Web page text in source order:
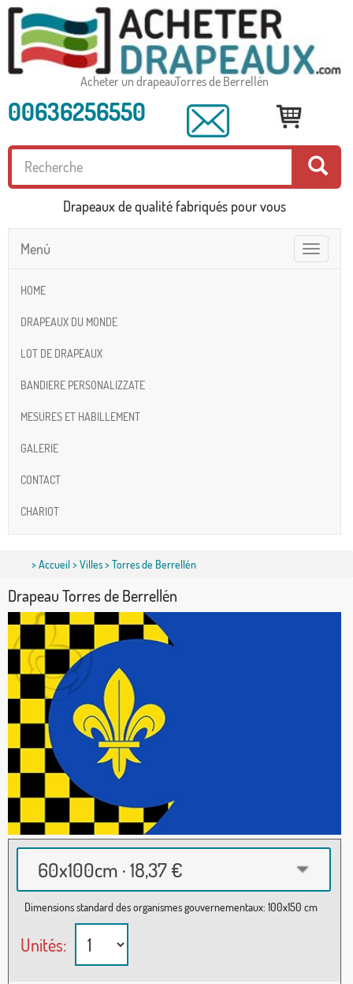
Acheter un drapeauTorres de Berrellén
00636256550
Drapeaux de qualité fabriqués pour vous
Toggle
navigation
Menú
HOME
DRAPEAUX DU MONDE
LOT DE DRAPEAUX
BANDIERE PERSONALIZZATE
MESURES ET HABILLEMENT
GALERIE
CONTACT
CHARIOT
>Accueil>Villes> Torres de Berrellén
Drapeau Torres de Berrellén
60x100cm · 18,37 €
Dimensions standard des organismes gouvernementaux: 100x150 cm
Unités: